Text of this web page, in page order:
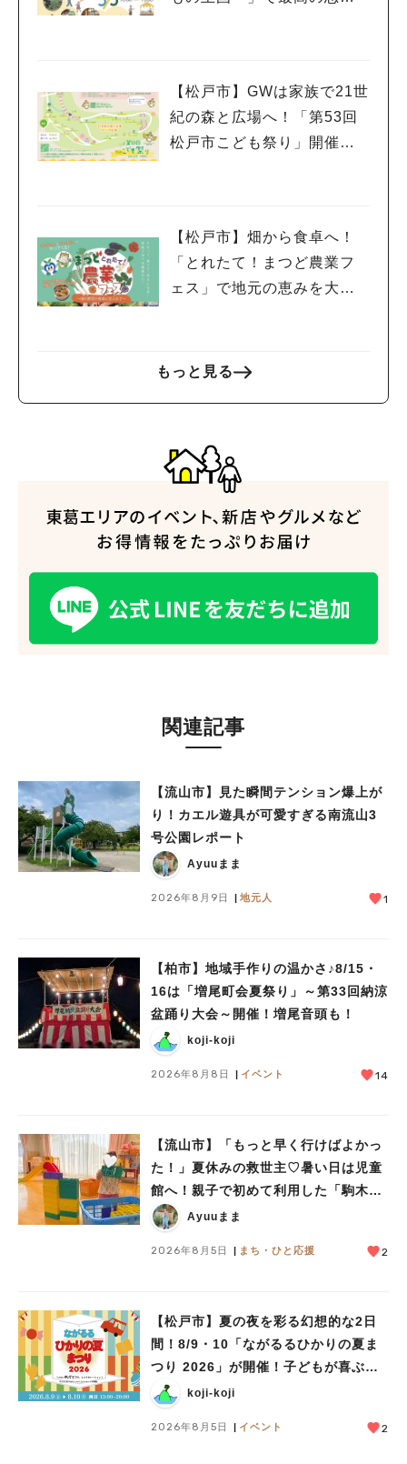
【松戸市】GWは家族で21世
紀の森と広場へ！「第53回
松戸市こども祭り」開催（5/
【松戸市】畑から食卓へ！
「とれたて！まつど農業フ
ェス」で地元の恵みを大満
もっと見る
関連記事
【流山市】見た瞬間テンション爆上が
り！カエル遊具が可愛すぎる南流山3
号公園レポート
Ayuuまま
2026年8月9日 地元人 1
【柏市】地域手作りの温かさ♪8/15・
16は「増尾町会夏祭り」～第33回納涼
盆踊り大会～開催！増尾音頭も！
koji-koji
2026年8月8日 イベント 14
【流山市】「もっと早く行けばよかっ
た！」夏休みの救世主♡暑い日は児童
館へ！親子で初めて利用した「駒木台
児童館」レポート
Ayuuまま
2026年8月5日 まち・ひと応援 2
【松戸市】夏の夜を彩る幻想的な2日
間！8/9・10「ながるるひかりの夏ま
つり 2026」が開催！子どもが喜ぶワ
ークショップや限定ヒーローショーも
koji-koji
2026年8月5日 イベント 2